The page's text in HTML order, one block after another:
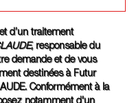
d’un traitement
CLAUDE, responsable du
demande et de vous
destinées à Futur